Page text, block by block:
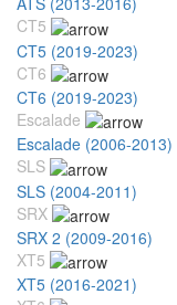
CT5
CT5 (2019-2023)
CT6
CT6 (2019-2023)
Escalade
Escalade (2006-2013)
SLS
SLS (2004-2011)
SRX
SRX 2 (2009-2016)
XT5
XT5 (2016-2021)